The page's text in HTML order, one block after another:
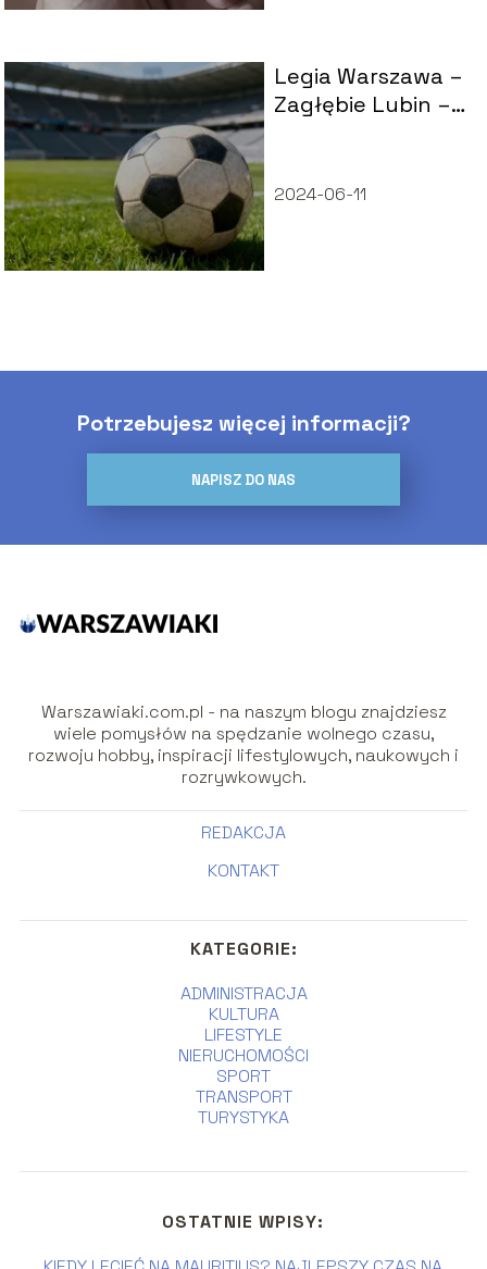
Legia Warszawa –
Zagłębie Lubin –
2024-06-11
Potrzebujesz więcej informacji?
NAPISZ DO NAS
Warszawiaki.com.pl - na naszym blogu znajdziesz
wiele pomysłów na spędzanie wolnego czasu,
rozwoju hobby, inspiracji lifestylowych, naukowych i
rozrywkowych.
REDAKCJA
KONTAKT
KATEGORIE:
ADMINISTRACJA
KULTURA
LIFESTYLE
NIERUCHOMOŚCI
SPORT
TRANSPORT
TURYSTYKA
OSTATNIE WPISY: